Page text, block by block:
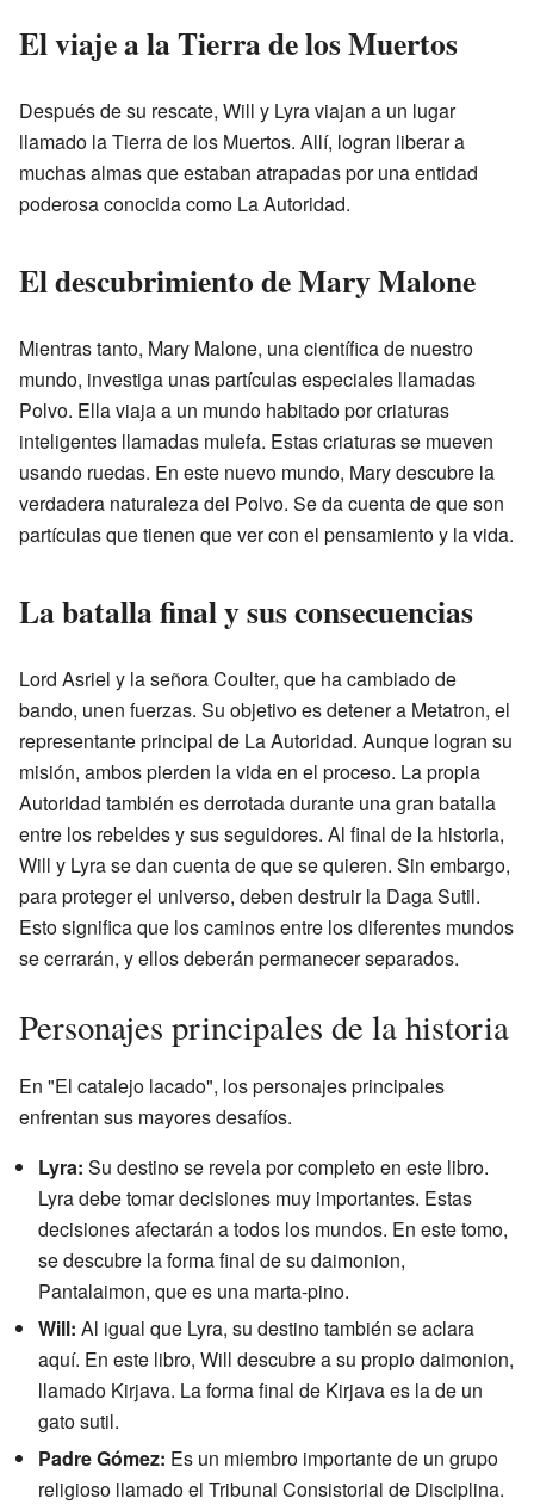
El viaje a la Tierra de los Muertos
Después de su rescate, Will y Lyra viajan a un lugar
llamado la Tierra de los Muertos. Allí, logran liberar a
muchas almas que estaban atrapadas por una entidad
poderosa conocida como La Autoridad.
El descubrimiento de Mary Malone
Mientras tanto, Mary Malone, una científica de nuestro
mundo, investiga unas partículas especiales llamadas
Polvo. Ella viaja a un mundo habitado por criaturas
inteligentes llamadas mulefa. Estas criaturas se mueven
usando ruedas. En este nuevo mundo, Mary descubre la
verdadera naturaleza del Polvo. Se da cuenta de que son
partículas que tienen que ver con el pensamiento y la vida.
La batalla final y sus consecuencias
Lord Asriel y la señora Coulter, que ha cambiado de
bando, unen fuerzas. Su objetivo es detener a Metatron, el
representante principal de La Autoridad. Aunque logran su
misión, ambos pierden la vida en el proceso. La propia
Autoridad también es derrotada durante una gran batalla
entre los rebeldes y sus seguidores. Al final de la historia,
Will y Lyra se dan cuenta de que se quieren. Sin embargo,
para proteger el universo, deben destruir la Daga Sutil.
Esto significa que los caminos entre los diferentes mundos
se cerrarán, y ellos deberán permanecer separados.
Personajes principales de la historia
En "El catalejo lacado", los personajes principales
enfrentan sus mayores desafíos.
Lyra: Su destino se revela por completo en este libro.
Lyra debe tomar decisiones muy importantes. Estas
decisiones afectarán a todos los mundos. En este tomo,
se descubre la forma final de su daimonion,
Pantalaimon, que es una marta-pino.
Will: Al igual que Lyra, su destino también se aclara
aquí. En este libro, Will descubre a su propio daimonion,
llamado Kirjava. La forma final de Kirjava es la de un
gato sutil.
Padre Gómez: Es un miembro importante de un grupo
religioso llamado el Tribunal Consistorial de Disciplina.